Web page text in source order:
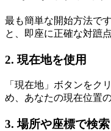
最も簡単な開始方法で
と、即座に正確な対蹠
2. 現在地を使用
「現在地」ボタンをク
め、あなたの現在位置
3.場所や座標で検索